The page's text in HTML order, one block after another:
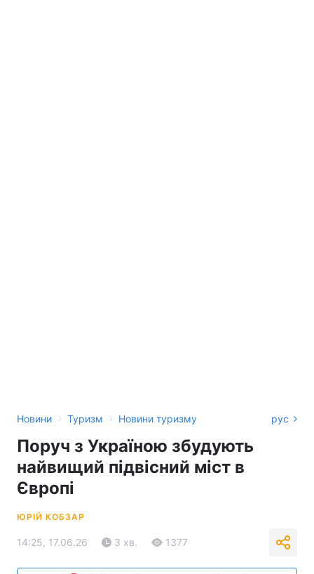
Новини › Туризм › Новини туризму рус
Поруч з Україною збудують
найвищий підвісний міст в
Європі
ЮРІЙ КОБЗАР
14:25, 17.06.26 3 хв. 1377